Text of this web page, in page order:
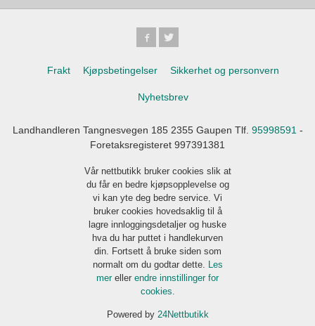
Frakt Kjøpsbetingelser Sikkerhet og personvern
Nyhetsbrev
Landhandleren Tangnesvegen 185 2355 Gaupen Tlf. 95998591 -
Foretaksregisteret 997391381
Vår nettbutikk bruker cookies slik at
du får en bedre kjøpsopplevelse og
vi kan yte deg bedre service. Vi
bruker cookies hovedsaklig til å
lagre innloggingsdetaljer og huske
hva du har puttet i handlekurven
din. Fortsett å bruke siden som
normalt om du godtar dette. Les
mer eller endre innstillinger for
cookies.
Powered by 24Nettbutikk